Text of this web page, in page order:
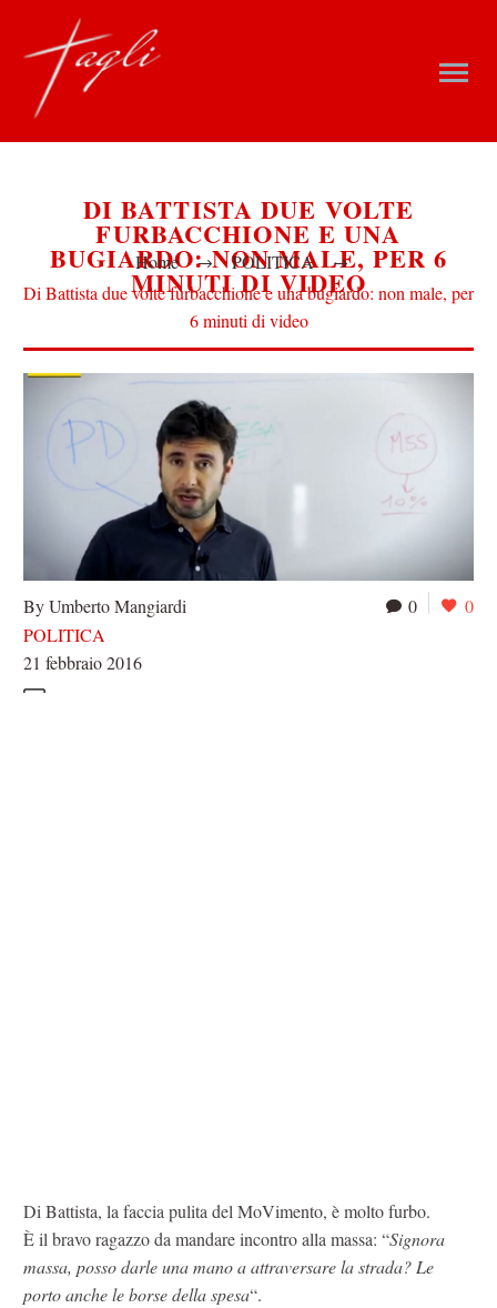
DI BATTISTA DUE VOLTE
FURBACCHIONE E UNA
BUGIARDO: NON MALE, PER 6
MINUTI DI VIDEO
Home
POLITICA
Di Battista due volte furbacchione e una bugiardo: non male, per
6 minuti di video
0 0
By Umberto Mangiardi
POLITICA
21 febbraio 2016
Di Battista, la faccia pulita del MoVimento, è molto furbo.
È il bravo ragazzo da mandare incontro alla massa: “Signora
massa, posso darle una mano a attraversare la strada? Le
porto anche le borse della spesa“.